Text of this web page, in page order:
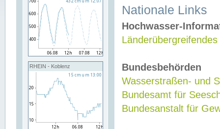
RHEIN - Koblenz
Nationale Links
Hochwasser-
Bundesbehörden
Wasserstraßen- und
Bundesamt für
Bundesanstalt für